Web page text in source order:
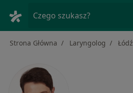
Czego szukasz?
Strona Główna Laryngolog Łódź